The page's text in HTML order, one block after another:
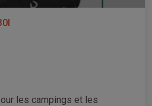
les campings et les